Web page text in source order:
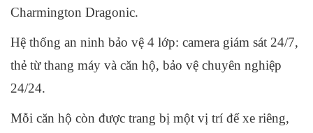
Charmington Dragonic.
Hệ thống an ninh bảo vệ 4 lớp: camera giám sát 24/7,
thẻ từ thang máy và căn hộ, bảo vệ chuyên nghiệp
24/24.
Mỗi căn hộ còn được trang bị một vị trí để xe riêng,